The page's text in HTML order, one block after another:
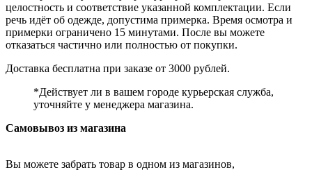
целостность и соответствие указанной комплектации. Если
речь идёт об одежде, допустима примерка. Время осмотра и
примерки ограничено 15 минутами. После вы можете
отказаться частично или полностью от покупки.
Доставка бесплатна при заказе от 3000 рублей.
*Действует ли в вашем городе курьерская служба,
уточняйте у менеджера магазина.
Самовывоз из магазина
Вы можете забрать товар в одном из магазинов,